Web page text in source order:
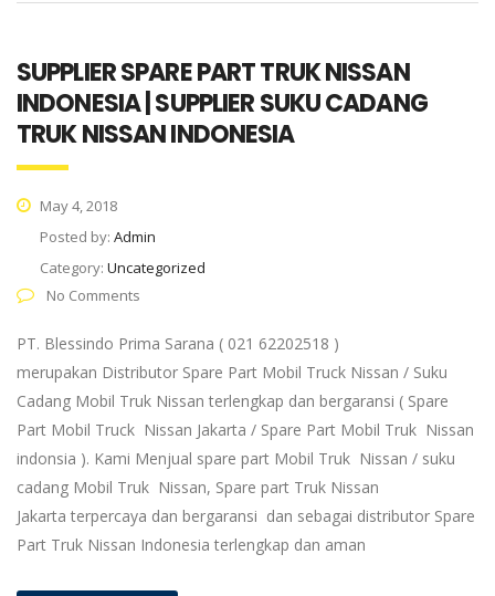
SUPPLIER SPARE PART TRUK NISSAN
INDONESIA | SUPPLIER SUKU CADANG
TRUK NISSAN INDONESIA
May 4, 2018
Posted by: Admin
Category: Uncategorized
No Comments
PT. Blessindo Prima Sarana ( 021 62202518 )
merupakan Distributor Spare Part Mobil Truck Nissan / Suku
Cadang Mobil Truk Nissan terlengkap dan bergaransi ( Spare
Part Mobil Truck Nissan Jakarta / Spare Part Mobil Truk Nissan
indonsia ). Kami Menjual spare part Mobil Truk Nissan / suku
cadang Mobil Truk Nissan, Spare part Truk Nissan
Jakarta terpercaya dan bergaransi dan sebagai distributor Spare
Part Truk Nissan Indonesia terlengkap dan aman